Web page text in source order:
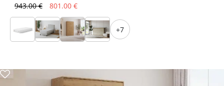
943.00 € 801.00 €
+7